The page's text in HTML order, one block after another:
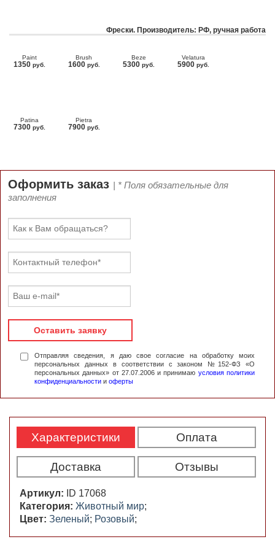
Фрески. Производитель: РФ, ручная работа
Paint
1350 руб.
Brush
1600 руб.
Beze
5300 руб.
Velatura
5900 руб.
Patina
7300 руб.
Pietra
7900 руб.
Оформить заказ | * Поля обязательные для
заполнения
Оставить заявку
Отправляя сведения, я даю свое согласие на обработку моих
персональных данных в соответствии с законом №152-ФЗ «О
персональных данных» от 27.07.2006 и принимаю условия политики
конфиденциальности и оферты
Характеристики Оплата
Доставка Отзывы
Артикул:
ID 17068
Категория: Животный мир;
Цвет: Зеленый; Розовый;